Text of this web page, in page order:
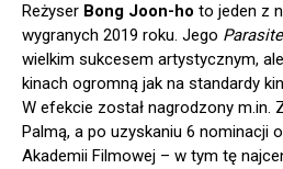
Reżyser Bong Joon-ho to jeden z
wygranych 2019 roku. Jego Parasite
wielkim sukcesem artystycznym,
kinach ogromną jak na standardy
W efekcie został nagrodzony m.in.
Palmą, a po uzyskaniu 6 nominacji
Akademii Filmowej – w tym tę